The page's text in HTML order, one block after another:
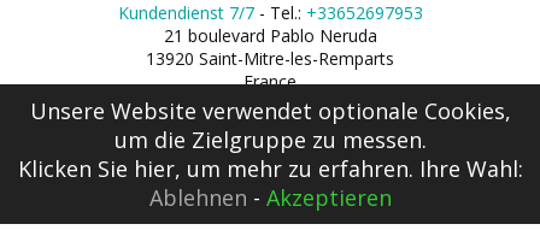
Kundendienst 7/7- Tel.: +33652697953
21 boulevard Pablo Neruda
13920 Saint-Mitre-les-Remparts
France
Unsere Website verwendet optionale Cookies,
um die Zielgruppe zu messen.
Klicken Sie hier, um mehr zu erfahren. Ihre Wahl:
Ablehnen - Akzeptieren